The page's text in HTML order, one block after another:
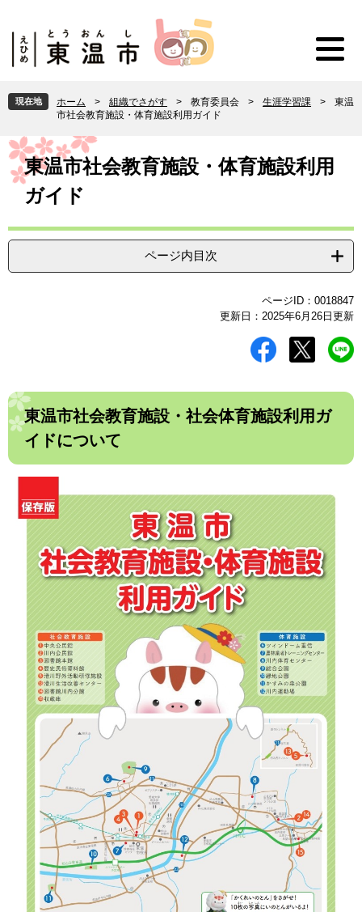
頭
で
。
飛
ば
て
本
現在地 ホーム > 組織でさがす > 教育委員会 > 生涯学習課 >
東温
市社会教育施設・体育施設利用ガイド
本
文 東温市社会教育施設・体育施設利用
ガイド
ページ内目次
ページID：0018847
更新日：2025年6月26日更新
東温市社会教育施設・社会体育施設利用ガ
イドについて